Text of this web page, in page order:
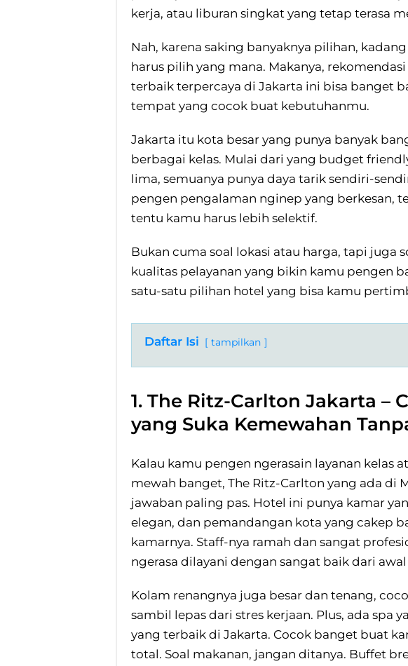
kerja, atau liburan singkat yang tetap terasa
Nah, karena saking banyaknya pilihan,
harus pilih yang mana. Makanya,
terbaik terpercaya di Jakarta ini bisa banget
tempat yang cocok buat kebutuhanmu.
Jakarta itu kota besar yang punya banyak
berbagai kelas. Mulai dari yang budget
lima, semuanya punya daya tarik sendiri-
pengen pengalaman nginep yang berkesan,
tentu kamu harus lebih selektif.
Bukan cuma soal lokasi atau harga, tapi juga
kualitas pelayanan yang bikin kamu pengen
satu-satu pilihan hotel yang bisa kamu
Daftar Isi tampilkan
1. The Ritz-Carlton Jakarta –
yang Suka Kemewahan
Kalau kamu pengen ngerasain layanan kelas
mewah banget, The Ritz-Carlton yang ada di
jawaban paling pas. Hotel ini punya kamar
elegan, dan pemandangan kota yang cakep
kamarnya. Staff-nya ramah dan sangat
ngerasa dilayani dengan sangat baik dari
Kolam renangnya juga besar dan tenang,
sambil lepas dari stres kerjaan. Plus, ada spa
yang terbaik di Jakarta. Cocok banget buat
total. Soal makanan, jangan ditanya. Buffet